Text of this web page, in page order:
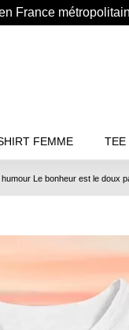
France
FEMME TEE
Le bonheur est le doux